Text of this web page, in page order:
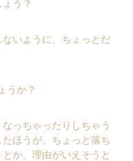
う？
いように、ちょっとだ
うか？
っちゃったりしちゃう
ほうが、ちょっと落ち
か、理由がいえそうと